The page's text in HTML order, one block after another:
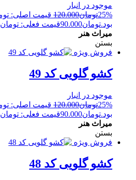
موجود در انبار
25%تومان120.000
بود.تومان90.000قیمت فعلی: تومان90.000.
میراث هنر
بستن
فروش ویژه
کشو گلویی کد 49
موجود در انبار
25%تومان120.000
بود.تومان90.000قیمت فعلی: تومان90.000.
میراث هنر
بستن
فروش ویژه
کشو گلویی کد 48